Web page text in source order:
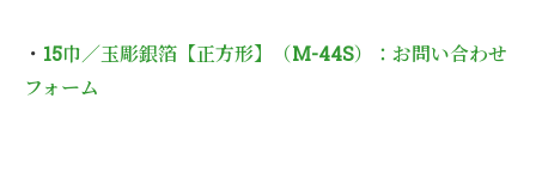
・ 15巾／玉彫銀箔【正方形】（M-44S）：お問い合わせ
フォーム